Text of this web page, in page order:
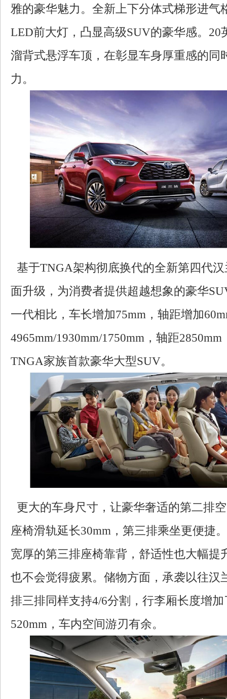
雅的豪华魅力。全新上下分体式梯形进气
LED前大灯，凸显高级SUV的豪华感。20
溜背式悬浮车顶，在彰显车身厚重感的同
力。
基于TNGA架构彻底换代的全新第四代
面升级，为消费者提供超越想象的豪华
一代相比，车长增加75mm，轴距增加
4965mm/1930mm/1750mm，轴距
TNGA家族首款豪华大型SUV。
更大的车身尺寸，让豪华奢适的第二排
座椅滑轨延长30mm，第三排乘坐更便捷
宽厚的第三排座椅靠背，舒适性也大幅提
也不会觉得疲累。储物方面，承袭以往汉
排三排同样支持4/6分割，行李厢长度增加
520mm，车内空间游刃有余。